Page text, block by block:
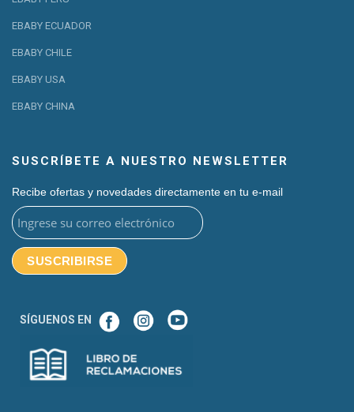
EBABY ECUADOR
EBABY CHILE
EBABY USA
EBABY CHINA
SUSCRÍBETE A NUESTRO NEWSLETTER
Recibe ofertas y novedades directamente en tu e-mail
SÍGUENOS EN